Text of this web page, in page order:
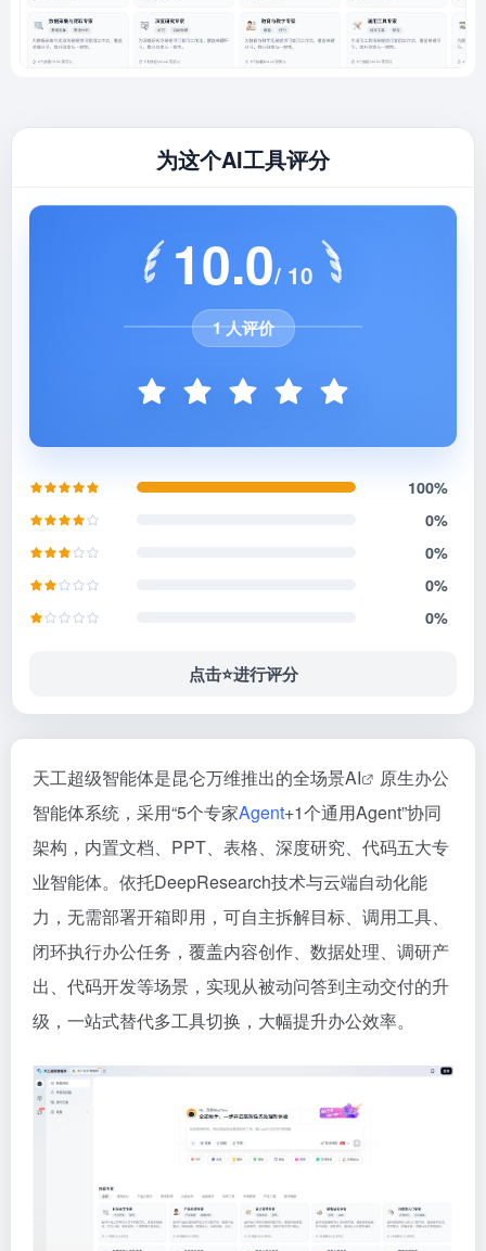
为这个AI工具评分
10.0/ 10
1 人评价
100%
0%
0%
0%
0%
点击⭐️进行评分
天工超级智能体是昆仑万维推出的全场景AI
原生办公
智能体系统，采用“5个专家Agent+1个通用Agent”协同
架构，内置文档、PPT、表格、深度研究、代码五大专
业智能体。依托DeepResearch技术与云端自动化能
力，无需部署开箱即用，可自主拆解目标、调用工具、
闭环执行办公任务，覆盖内容创作、数据处理、调研产
出、代码开发等场景，实现从被动问答到主动交付的升
级，一站式替代多工具切换，大幅提升办公效率。